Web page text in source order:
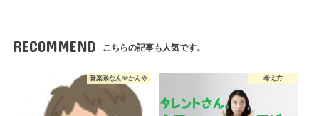
RECOMMEND こちらの記事も人気です。
音楽系なんやかんや 考え方